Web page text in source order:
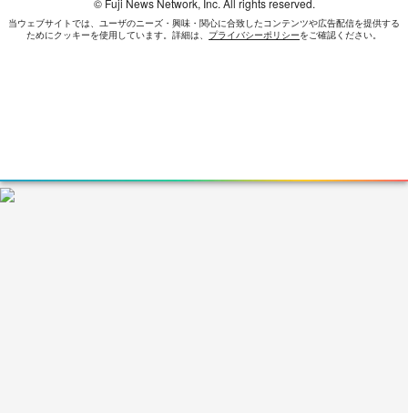
当ウェブサイトでは、ユーザのニーズ・興味・関⼼に合致したコンテンツや広告配信を提供する
ためにクッキーを使⽤しています。詳細は、 プライバシーポリシーをご確認ください。